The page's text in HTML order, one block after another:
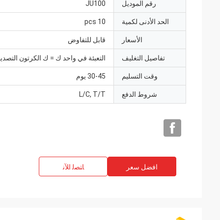
رقم الموديل JU100
الحد الأدنى لكمية 10 pcs
الأسعار قابل للتفاوض
تفاصيل التغليف التعبئة في واحد ك = ك الكرتون
وقت التسليم 30-45 يوم
شروط الدفع L/C, T/T
افضل سعر ﺎﺘﺼﻟ ﺍﻶﻧ